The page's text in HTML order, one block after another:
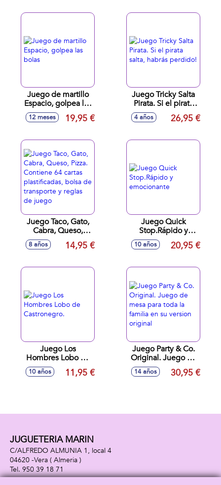
ayuda de los
Juego de martillo
Espacio, golpea las
bolas
12 meses 19,95 €
Juego Tricky Salta
Pirata. Si el pirata
salta, habrás
perdido!
4 años 26,95 €
Juego Taco, Gato,
Cabra, Queso,
Pizza. Contiene 64
cartas plastificadas,
y reglas de juego
8 años 14,95 €
Juego Quick
Stop.Rápido y
emocionante
10 años 20,95 €
Juego Los
Hombres Lobo de
Castronegro.
10 años 11,95 €
Juego Party & Co.
Original. Juego de
mesa para toda la
familia en su
14 años 30,95 €
JUGUETERIA MARIN
C/ALFREDO ALMUNIA 1, local 4
04620 -Vera ( Almeria )
950 39 18 71